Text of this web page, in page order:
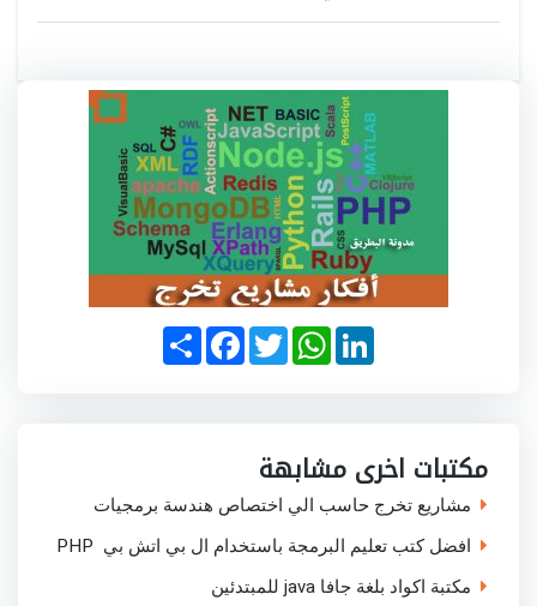
S
h
a
F
a
c
T
w
i
W
h
a
p
p
L
i
n
n
مكتبات اخرى مشابهة
مشاريع تخرج حاسب الي اختصاص هندسة برمجيات
افضل كتب تعليم البرمجة باستخدام ال بي اتش بي PHP
مكتبة اكواد بلغة جافا java للمبتدئين